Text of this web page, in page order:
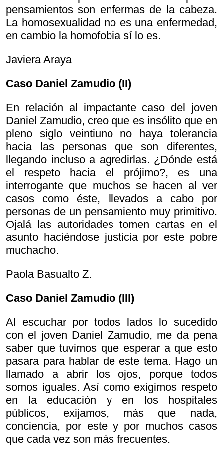
pensamientos son enfermas de la cabeza.
La homosexualidad no es una enfermedad,
en cambio la homofobia sí lo es.
Javiera Araya
Caso Daniel Zamudio (II)
En relación al impactante caso del joven
Daniel Zamudio, creo que es insólito que en
pleno siglo veintiuno no haya tolerancia
hacia las personas que son diferentes,
llegando incluso a agredirlas. ¿Dónde está
el respeto hacia el prójimo?, es una
interrogante que muchos se hacen al ver
casos como éste, llevados a cabo por
personas de un pensamiento muy primitivo.
Ojalá las autoridades tomen cartas en el
asunto haciéndose justicia por este pobre
muchacho.
Paola Basualto Z.
Caso Daniel Zamudio (III)
Al escuchar por todos lados lo sucedido
con el joven Daniel Zamudio, me da pena
saber que tuvimos que esperar a que esto
pasara para hablar de este tema. Hago un
llamado a abrir los ojos, porque todos
somos iguales. Así como exigimos respeto
en la educación y en los hospitales
públicos, exijamos, más que nada,
conciencia, por este y por muchos casos
que cada vez son más frecuentes.